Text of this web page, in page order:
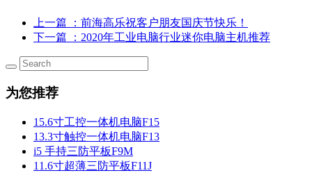
上一篇
：前海高乐祝客户朋友国庆节快乐！
下一篇
：2020年工业电脑行业迷你电脑主机推荐
为您推荐
15.6寸工控一体机电脑F15
13.3寸触控一体机电脑F13
i5 手持三防平板F9M
11.6寸超薄三防平板F11J